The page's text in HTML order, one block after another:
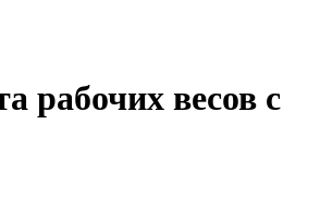
рабочих весов с